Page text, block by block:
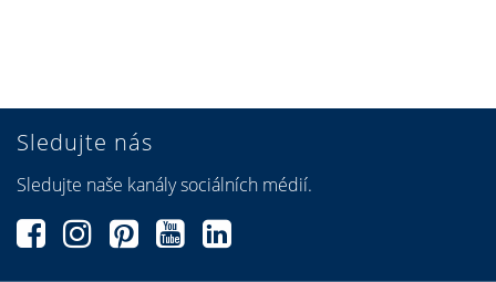
Sledujte nás
Sledujte naše kanály sociálních médií.